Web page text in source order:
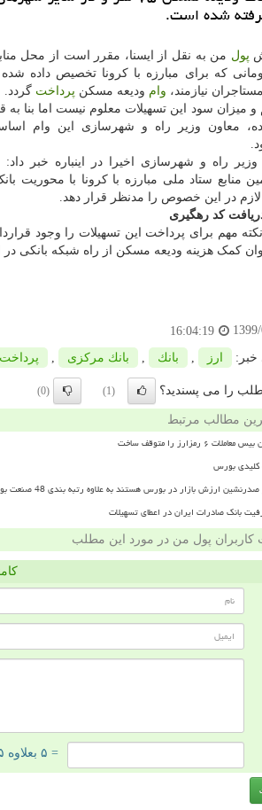
شده است.
پول
تومانی که برای مبارزه با کرونا تخصیص داده
نیازمند، وام ودیعه مسکن پرداخت گردد.
و میزان سود این تسهیلات معلوم نیست اما بنا به
معاون وزیر راه و شهرسازی این وام
وزیر راه و شهرسازی اخیرا در اینباره خبر
منابع ستاد ملی مبارزه با کرونا با محوریت
لازم در این خصوص را مدنظر قرار دهد.
دریافت کد رهگیری
مهم برای پرداخت این تسهیلات را وجود
کمک هزینه ودیعه مسکن از راه شبکه بانکی در
16:04:19
خبر: ارز بانك بانك مركزی پرداخت
را می پسندید؟ (1)
(0)
مطالب مرتبط
۶ رمزارز را متوقف ساخت
کلیدی بورس
ارزش بازار در بورس هستند به علاوه رتبه بندی 48 صنعت بورسی
بانک صادرات ایران در اعطای تسهیلات
کاربران پول من در مورد این مطلب
= ۵ بعلاوه ۵